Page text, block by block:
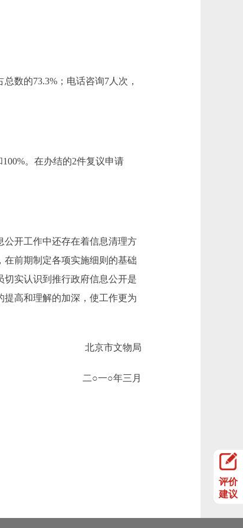
数的73.3%；电话咨询7人次，
。在办结的2件复议申请
开工作中还存在着信息清理方
前期制定各项实施细则的基础
切实认识到推行政府信息公开是
高和理解的加深，使工作更为
北京市文物局
二○一○年三月
评价
建议